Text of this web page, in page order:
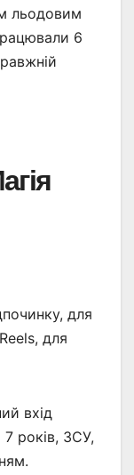
льодовим
6
для
для
вхід
7 років, ЗСУ,